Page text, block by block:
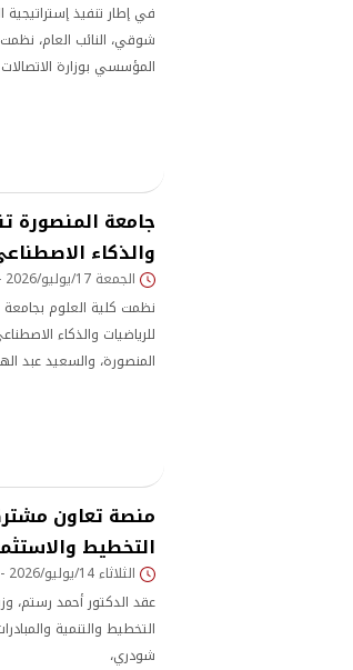
في إطار تنفيذ إستراتيجية
شوقي، النائب العام،
المؤسسي بوزارة الاتصالات
جامعة المنصورة
والذكاء
الجمعة 17/يوليو/2026 - 03:06 م
نظمت كلية العلوم بجامعة
للرياضيات والذكاء
المنصورة، والسعيد عبد
منصة تعاون
التخطيط
الثلاثاء 14/يوليو/2026 - 06:20 م
عقد الدكتور أحمد رستم،
التخطيط والتنمية
شودري،